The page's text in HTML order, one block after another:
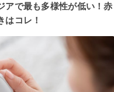
アで最も多様性が低い！赤
はコレ！